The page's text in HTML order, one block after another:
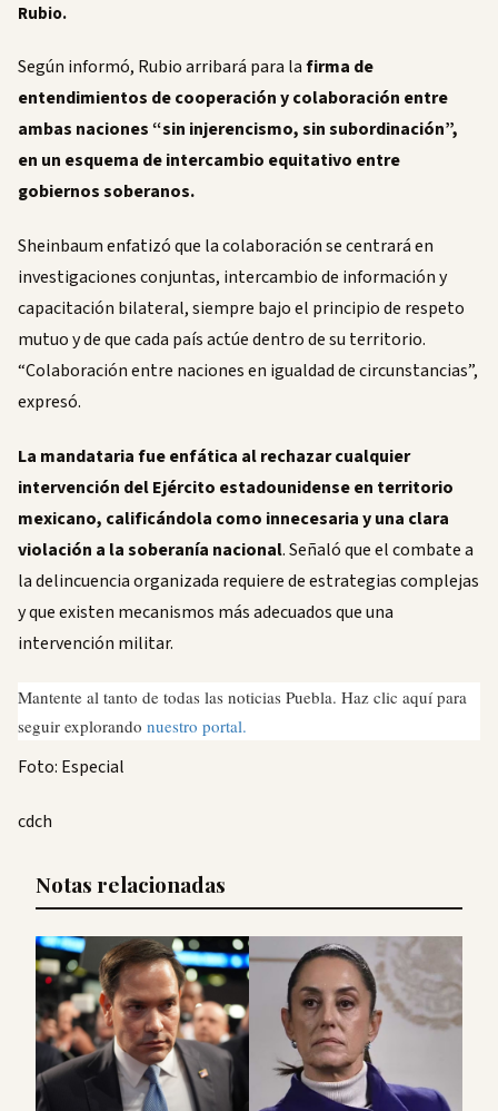
Rubio.
Según informó, Rubio arribará para lafirma de
entendimientos de cooperación y colaboración entre
ambas naciones “sin injerencismo, sin subordinación”,
en un esquema de intercambio equitativo entre
gobiernos soberanos.
Sheinbaum enfatizó que la colaboración se centrará en
investigaciones conjuntas, intercambio de información y
capacitación bilateral, siempre bajo el principio de respeto
mutuo y de que cada país actúe dentro de su territorio.
“Colaboración entre naciones en igualdad de circunstancias”,
expresó.
La mandataria fue enfática al rechazar cualquier
intervención del Ejército estadounidense en territorio
mexicano, calificándola como innecesaria y una clara
violación a la soberanía nacional. Señaló que el combate a
la delincuencia organizada requiere de estrategias complejas
y que existen mecanismos más adecuados que una
intervención militar.
Mantente al tanto de todas las noticias Puebla. Haz clic aquí para
seguir explorando nuestro portal.
Foto: Especial
cdch
Notas relacionadas